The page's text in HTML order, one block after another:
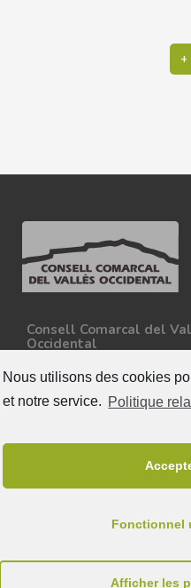
Nous utilisons des cookies
et notre service. Politique
Fonctionnel
Afficher les
Consell Comarcal del
Occidental
08227 - Terrassa
Tel. 93 727 35 34